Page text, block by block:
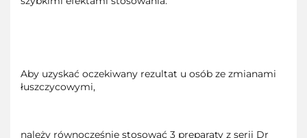
Aby uzyskać oczekiwany rezultat u osób ze zmianami
łuszczycowymi,
należy równocześnie stosować 3 preparaty z serii Dr